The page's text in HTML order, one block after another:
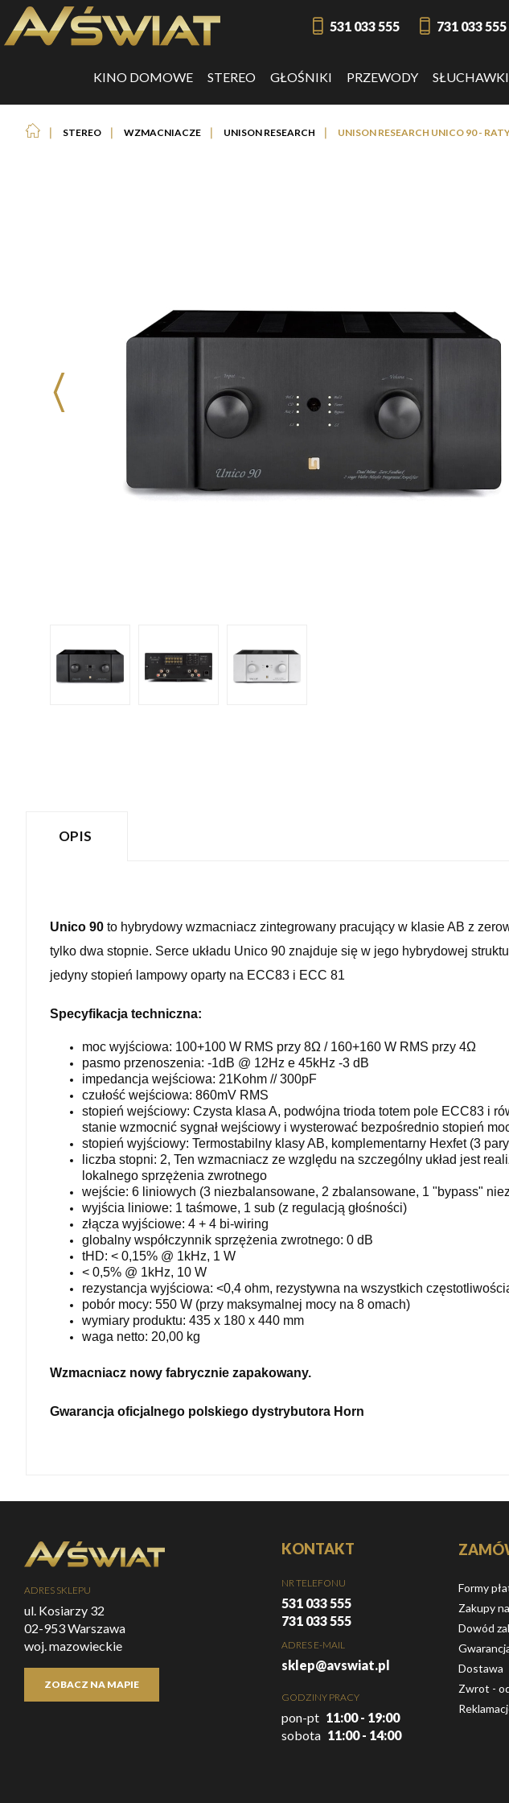
531 033 555 731 033 555
KINO DOMOWE STEREO GŁOŚNIKI PRZEWODY SŁUCHAWKI
❘ STEREO ❘ WZMACNIACZE ❘ UNISON RESEARCH ❘ UNISON RESEARCH UNICO 90 -
OPIS
Unico 90 to hybrydowy wzmacniacz zintegrowany pracujący w klasie AB z
tylko dwa stopnie. Serce układu Unico 90 znajduje się w jego hybrydowej
jedyny stopień lampowy oparty na ECC83 i ECC 81
Specyfikacja techniczna:
moc wyjściowa: 100+100 W RMS przy 8Ω / 160+160 W RMS przy 4Ω
pasmo przenoszenia: -1dB @ 12Hz e 45kHz -3 dB
impedancja wejściowa: 21Kohm // 300pF
czułość wejściowa: 860mV RMS
stopień wejściowy: Czysta klasa A, podwójna trioda totem pole ECC83 i
stanie wzmocnić sygnał wejściowy i wysterować bezpośrednio stopień
stopień wyjściowy: Termostabilny klasy AB, komplementarny Hexfet (3 pary
liczba stopni: 2, Ten wzmacniacz ze względu na szczególny układ jest
lokalnego sprzężenia zwrotnego
wejście: 6 liniowych (3 niezbalansowane, 2 zbalansowane, 1 "bypass"
wyjścia liniowe: 1 taśmowe, 1 sub (z regulacją głośności)
złącza wyjściowe: 4 + 4 bi-wiring
globalny współczynnik sprzężenia zwrotnego: 0 dB
tHD: < 0,15% @ 1kHz, 1 W
< 0,5% @ 1kHz, 10 W
rezystancja wyjściowa: <0,4 ohm, rezystywna na wszystkich
pobór mocy: 550 W (przy maksymalnej mocy na 8 omach)
wymiary produktu: 435 x 180 x 440 mm
waga netto: 20,00 kg
Wzmacniacz nowy fabrycznie zapakowany.
Gwarancja oficjalnego polskiego dystrybutora Horn
ADRES SKLEPU
ul. Kosiarzy 32
02-953 Warszawa
woj. mazowieckie
ZOBACZ NA MAPIE
KONTAKT
NR TELEFONU
531 033 555
731 033 555
ADRES E-MAIL
sklep@avswiat.pl
GODZINY PRACY
pon-pt 11:00 - 19:00
sobota 11:00 - 14:00
Formy
Zakupy
Dowód
Dostawa
Zwrot -